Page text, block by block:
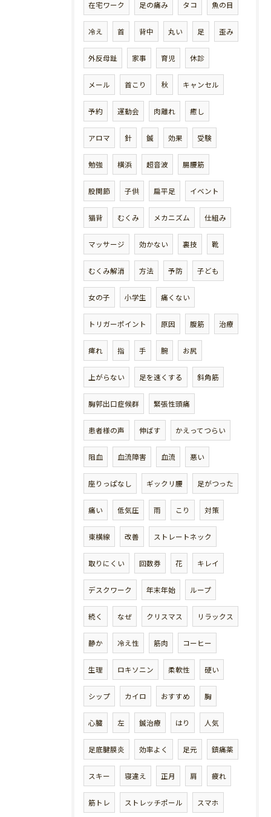
在宅ワーク 足の痛み タコ 魚の目
冷え 首 背中 丸い 足 歪み
外反母趾 家事 育児 休診
メール 首こり 秋 キャンセル
予約 運動会 肉離れ 癒し
アロマ 針 鍼 効果 受験
勉強 横浜 超音波 腸腰筋
股関節 子供 扁平足 イベント
猫背 むくみ メカニズム 仕組み
マッサージ 効かない 裏技 靴
むくみ解消 方法 予防 子ども
女の子 小学生 痛くない
トリガーポイント 原因 腹筋 治療
痺れ 指 手 腕 お尻
上がらない 足を速くする 斜角筋
胸郭出口症候群 緊張性頭痛
患者様の声 伸ばす かえってつらい
阻血 血流障害 血流 悪い
座りっぱなし ギックリ腰 足がつった
痛い 低気圧 雨 こり 対策
東横線 改善 ストレートネック
取りにくい 回数券 花 キレイ
デスクワーク 年末年始 ループ
続く なぜ クリスマス リラックス
静か 冷え性 筋肉 コーヒー
生理 ロキソニン 柔軟性 硬い
シップ カイロ おすすめ 胸
心臓 左 鍼治療 はり 人気
足底腱膜炎 効率よく 足元 鎮痛薬
スキー 寝違え 正月 肩 疲れ
筋トレ ストレッチポール スマホ